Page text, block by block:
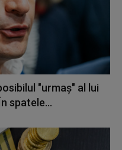
"urmaș" al lui
spatele...